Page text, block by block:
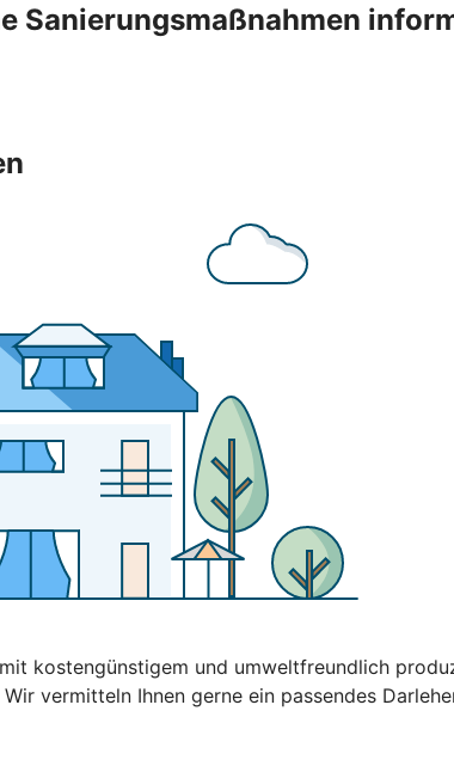
Sanierungsmaßnahmen
kostengünstigem und umweltfreundlich
vermitteln Ihnen gerne ein passendes